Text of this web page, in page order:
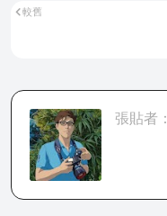
較舊
張貼者：